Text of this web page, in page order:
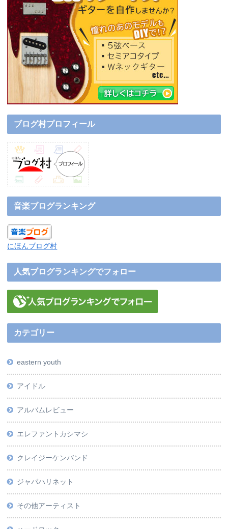
ブログ村プロフィール
音楽ブログランキング
にほんブログ村
人気ブログランキングでフォロー
カテゴリー
eastern youth
アイドル
アルバムレビュー
エレファントカシマシ
クレイジーケンバンド
ジャパハリネット
その他アーティスト